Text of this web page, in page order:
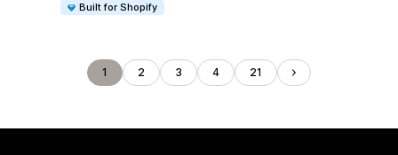
Built for Shopify
1 2 3 4 21